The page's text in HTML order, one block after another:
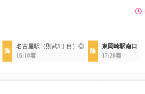
名古屋駅（則武1丁目）◎
16:10着
東岡崎駅南口
17:20着